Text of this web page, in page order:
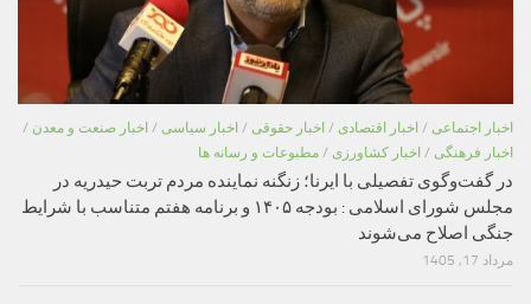
اخبار اجتماعی / اخبار اقتصادی / اخبار حقوقی / اخبار سیاسی / اخبار صنعت و معدن /
اخبار فرهنگی / اخبار کشاورزی / مطبوعات و رسانه ها
در گفت‌وگوی تفصیلی با ایرنا؛ زنگنه نماینده مردم تربت حیدریه در
مجلس شورای اسلامی : بودجه ۱۴۰۵ و برنامه هفتم متناسب با شرایط
جنگی اصلاح می‌شوند
مرداد 17, 1405